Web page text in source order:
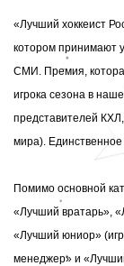
«Лучший хоккеист
котором принимают
СМИ. Премия,
игрока сезона в
представителей
мира). Единственное
Помимо основной
«Лучший вратарь»,
«Лучший юниор»
менеджер» и